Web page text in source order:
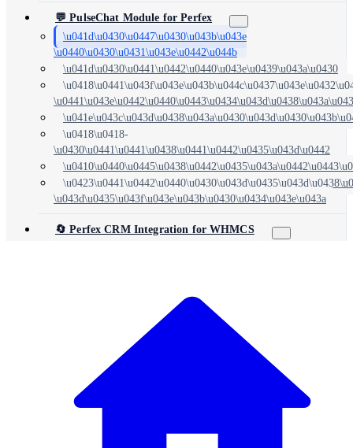
💬 PulseChat Module for Perfex
\u041d\u0430\u0447\u0430\u043b\u043e
\u0440\u0430\u0431\u043e\u0442\u044b
\u041d\u0430\u0441\u0442\u0440\u043e\u0439\u043a\u0430
\u0418\u0418-
\u0430\u0441\u0441\u0438\u0441\u0442\u0435\u043d\u0442
\u043d\u0435\u043f\u043e\u043b\u0430\u0434\u043e\u043a
🔄 Perfex CRM Integration for WHMCS